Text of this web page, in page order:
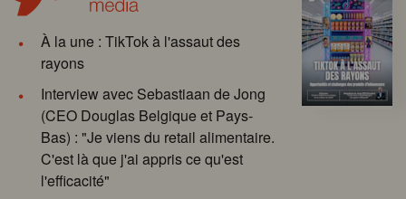
À la une : TikTok à l'assaut des
rayons
Interview avec Sebastiaan de Jong
(CEO Douglas Belgique et Pays-
Bas) : "Je viens du retail alimentaire.
C'est là que j'ai appris ce qu'est
l'efficacité"